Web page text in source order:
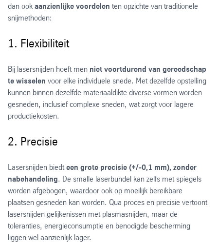
dan ook aanzienlijke voordelen ten opzichte van traditionele
snijmethoden:
1. Flexibiliteit
Bij lasersnijden hoeft men niet voortdurend van gereedschap
te wisselen voor elke individuele snede. Met dezelfde opstelling
kunnen binnen dezelfde materiaaldikte diverse vormen worden
gesneden, inclusief complexe sneden, wat zorgt voor lagere
productiekosten.
2. Precisie
Lasersnijden biedt een grote precisie (+/-0,1 mm), zonder
nabehandeling. De smalle laserbundel kan zelfs met spiegels
worden afgebogen, waardoor ook op moeilijk bereikbare
plaatsen gesneden kan worden. Qua proces en precisie vertoont
lasersnijden gelijkenissen met plasmasnijden, maar de
toleranties, energieconsumptie en benodigde bescherming
liggen wel aanzienlijk lager.